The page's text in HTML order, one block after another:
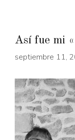
Así fue mi
septiembre 11,